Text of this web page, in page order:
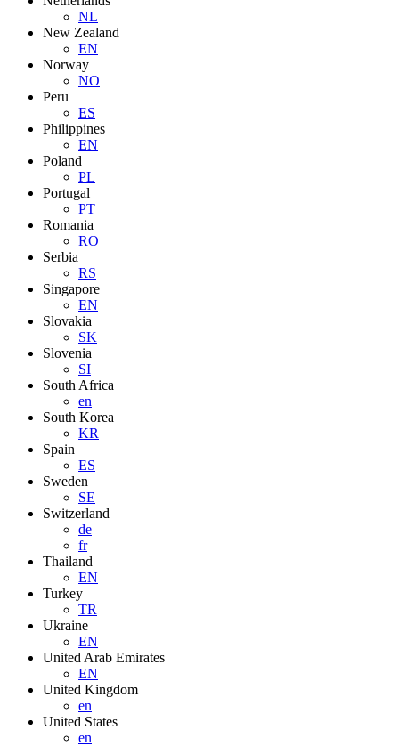
NL
New Zealand
EN
Norway
NO
Peru
ES
Philippines
EN
Poland
PL
Portugal
PT
Romania
RO
Serbia
RS
Singapore
EN
Slovakia
SK
Slovenia
SI
South Africa
en
South Korea
KR
Spain
ES
Sweden
SE
Switzerland
de
fr
Thailand
EN
Turkey
TR
Ukraine
EN
United Arab Emirates
EN
United Kingdom
en
United States
en